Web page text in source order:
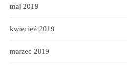
maj 2019
kwiecień 2019
marzec 2019